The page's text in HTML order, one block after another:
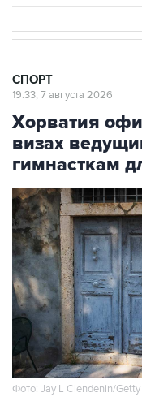
СПОРТ
19:33, 7 августа 2026
Хорватия
визах
гимнасткам
Фото: Jay L Clendenin/